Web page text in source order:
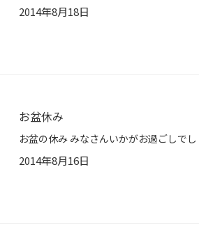
2014年8月18日
お盆休み
2014年8月16日